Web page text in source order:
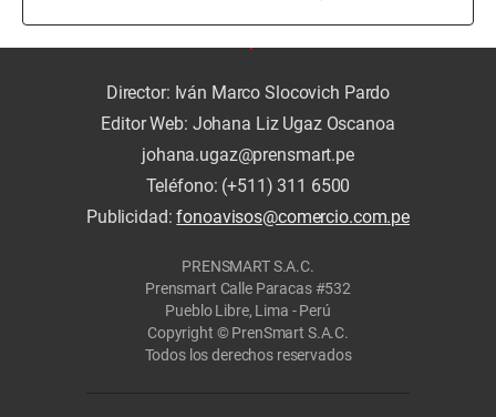
Director: Iván Marco Slocovich Pardo
Editor Web: Johana Liz Ugaz Oscanoa
johana.ugaz@prensmart.pe
Teléfono: (+511) 311 6500
Publicidad:fonoavisos@comercio.com.pe
PRENSMART S.A.C.
Prensmart Calle Paracas #532
Pueblo Libre, Lima - Perú
Copyright © PrenSmart S.A.C.
Todos los derechos reservados